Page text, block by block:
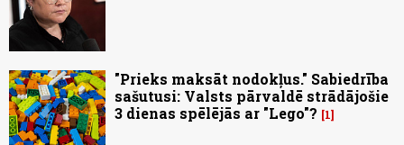
"Prieks maksāt nodokļus." Sabiedrība
sašutusi: Valsts pārvaldē strādājošie
3 dienas spēlējās ar "Lego"?
1